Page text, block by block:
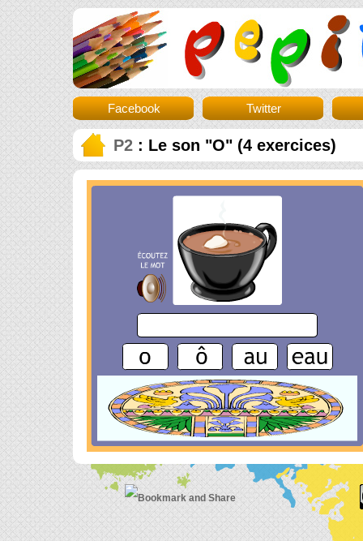
Facebook Twitter
P2 : Le son "O" (4 exercices)